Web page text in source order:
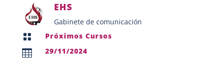
EHS
Gabinete de comunicación
 Próximos Cursos
 29/11/2024